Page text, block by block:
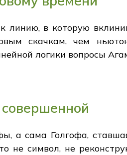
в которую
скачкам, чем
логики вопросы
а сама Голгофа,
не символ, не